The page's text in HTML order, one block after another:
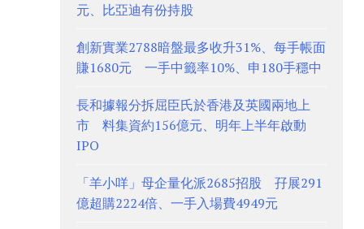
元、比亞迪有份持股
創新實業2788暗盤最多收升31%、每手帳面
賺1680元 一手中籤率10%、申180手穩中
長和據報分拆屈臣氏於香港及英國兩地上
市 料集資約156億元、明年上半年啟動
IPO
「羊小咩」母企量化派2685招股 孖展291
億超購2224倍、一手入場費4949元